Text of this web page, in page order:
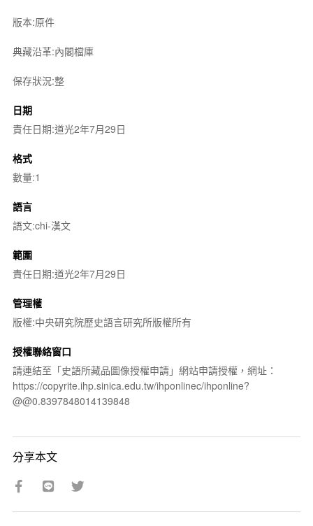
版本:原件
典藏沿革:內閣檔庫
保存狀況:整
日期
責任日期:道光2年7月29日
格式
數量:1
語言
語文:chi-漢文
範圍
責任日期:道光2年7月29日
管理權
版權:中央研究院歷史語言研究所版權所有
授權聯絡窗口
請連結至「史語所藏品圖像授權申請」網站申請授權，網址：
https://copyrite.ihp.sinica.edu.tw/ihponlinec/ihponline?
@@0.8397848014139848
分享本文